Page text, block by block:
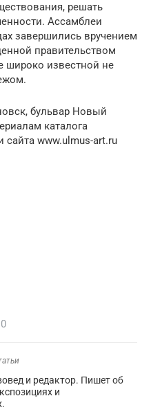
решать
Ассамблеи
завершились вручением
правительством
широко известной не
бульвар Новый
каталога
сайта www.ulmus-art.ru
и редактор. Пишет об
и